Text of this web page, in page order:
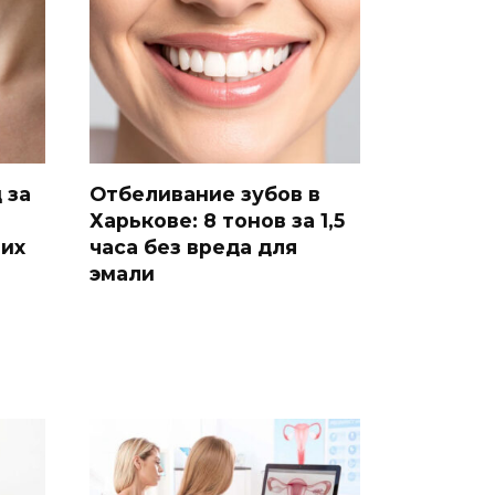
за
Отбеливание зубов в
Харькове: 8 тонов за 1,5
часа без вреда для
эмали